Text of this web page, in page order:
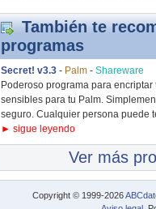
También te
programas
Secret! v3.3 - Palm - Shareware
Poderoso programa para
sensibles para tu Palm.
seguro. Cualquier persona puede
► sigue leyendo
Ver más
Copyright © 1999-2026